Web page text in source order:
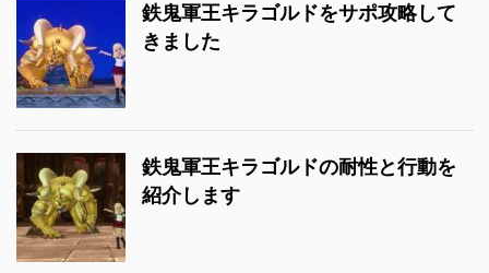
鉄鬼軍王キラゴルドをサポ攻略して
きました
鉄鬼軍王キラゴルドの耐性と行動を
紹介します